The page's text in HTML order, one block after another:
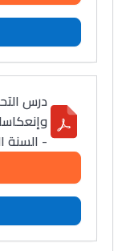
درس
- السنة